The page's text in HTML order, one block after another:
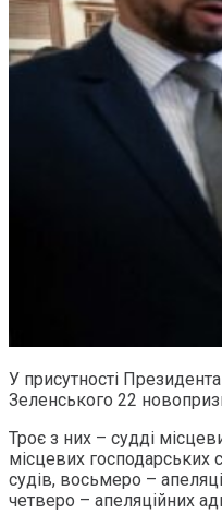
У присутності
Зеленського 22
Троє з них – судді
місцевих господарських
судів, восьмеро –
четверо – апеляційних